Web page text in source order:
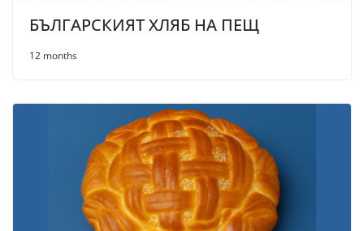
БЪЛГАРСКИЯТ ХЛЯБ НА ПЕЩ
12 months